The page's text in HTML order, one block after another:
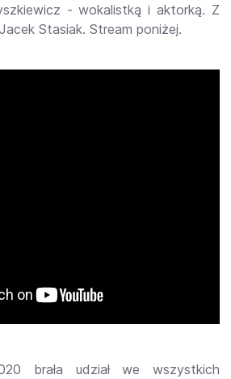
- wokalistką i aktorką. Z
Stasiak. Stream poniżej.
brała udział we wszystkich